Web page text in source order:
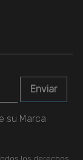
su Marca